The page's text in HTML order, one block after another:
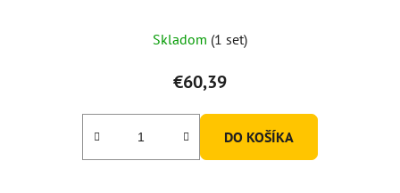
Skladom (1 set)
€60,39
DO KOŠÍKA